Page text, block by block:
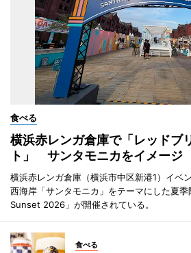
食べる
横浜赤レンガ倉庫で「レッドブ
ト」 サンタモニカをイメージ
横浜赤レンガ倉庫（横浜市中区新港1）イベ
西海岸「サンタモニカ」をテーマにした夏
Sunset 2026」が開催されている。
食べる